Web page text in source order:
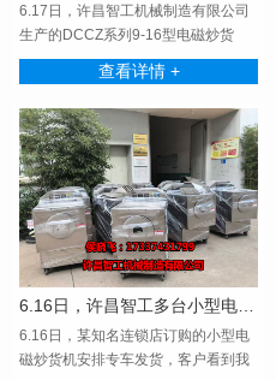
6.17日，许昌智工机械制造有限公司
生产的DCCZ系列9-16型电磁炒货
机，经严格试机检测合···
查看详情 +
6.16日，某知名连锁店订购的小型电
磁炒货机安排专车发货，客户看到我